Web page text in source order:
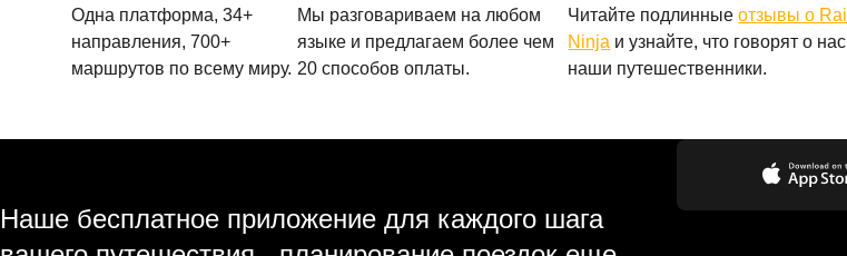
Одна платформа, 34+
направления, 700+
маршрутов по всему миру.
Мы разговариваем на любом
языке и предлагаем более чем
20 способов оплаты.
Читайте подлинныеотзывы о Rail
Ninja и узнайте, что говорят о нас
наши путешественники.
Наше бесплатное приложение для каждого шага